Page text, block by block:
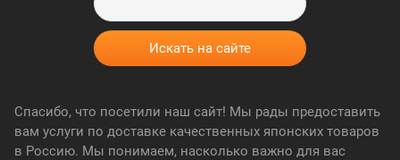
Спасибо, что посетили наш сайт! Мы рады предоставить
вам услуги по доставке качественных японских товаров
в Россию. Мы понимаем, насколько важно для вас